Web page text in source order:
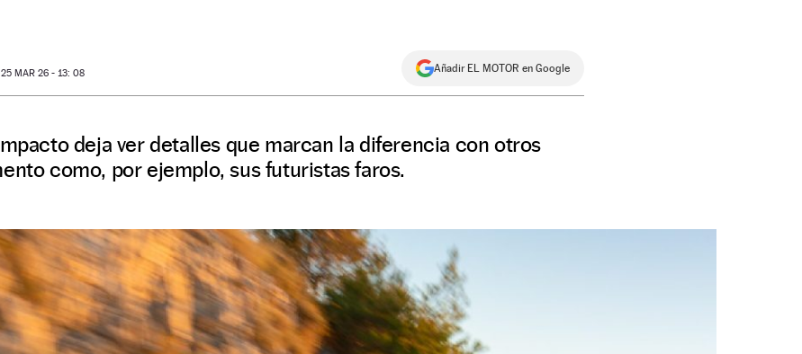
MAR 26 - 13: 08 Añadir EL MOTOR en Google
deja ver detalles que marcan la diferencia con otros
como, por ejemplo, sus futuristas faros.